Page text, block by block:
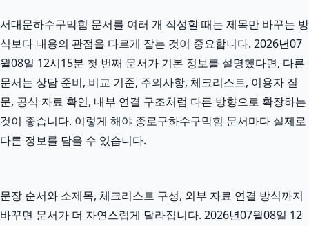
서대문하수구막힘 문서를 여러 개 작성할 때는 제목만 바꾸는 방
식보다 내용의 관점을 다르게 잡는 것이 중요합니다. 2026년07
월08일 12시15분 첫 번째 문서가 기본 정보를 설명했다면, 다른
문서는 상담 준비, 비교 기준, 주의사항, 체크리스트, 이용자 질
문, 공식 자료 확인, 내부 연결 구조처럼 다른 방향으로 확장하는
것이 좋습니다. 이렇게 해야 종로구하수구막힘 문서마다 실제로
다른 정보를 담을 수 있습니다.
문장 순서와 소제목, 체크리스트 구성, 외부 자료 연결 방식까지
바꾸면 문서가 더 자연스럽게 달라집니다. 2026년07월08일 12